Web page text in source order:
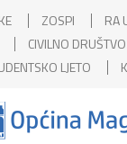
ZOSPI RA
CIVILNO DRUŠTVO
LJETO